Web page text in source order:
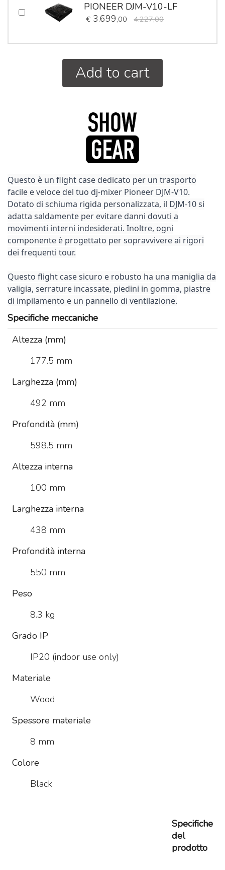
PIONEER DJM-V10-LF
€ 3.699,00 4.227,00
Add to cart
Questo è un flight case dedicato per un trasporto
facile e veloce del tuo dj-mixer Pioneer DJM-V10.
Dotato di schiuma rigida personalizzata, il DJM-10 si
adatta saldamente per evitare danni dovuti a
movimenti interni indesiderati. Inoltre, ogni
componente è progettato per sopravvivere ai rigori
dei frequenti tour.
Questo flight case sicuro e robusto ha una maniglia da
valigia, serrature incassate, piedini in gomma, piastre
di impilamento e un pannello di ventilazione.
Specifiche meccaniche
Altezza (mm)
177.5 mm
Larghezza (mm)
492 mm
Profondità (mm)
598.5 mm
Altezza interna
100 mm
Larghezza interna
438 mm
Profondità interna
550 mm
Peso
8.3 kg
Grado IP
IP20 (indoor use only)
Materiale
Wood
Spessore materiale
8 mm
Colore
Black
Specifiche
del
prodotto